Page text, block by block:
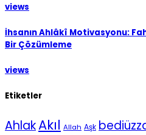
views
İhsanın Ahlâkî Motivasyonu:
Bir Çözümleme
views
Etiketler
AhlakAkıl Allah Aşk